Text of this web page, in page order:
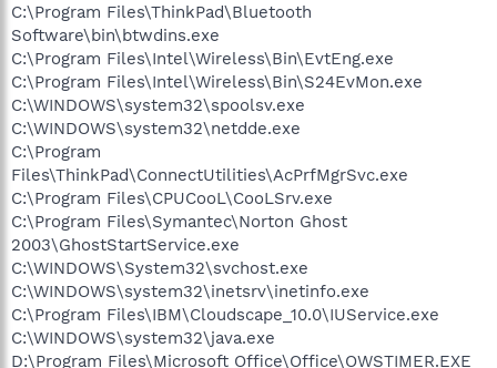
C:\Program Files\ThinkPad\Bluetooth
Software\bin\btwdins.exe
C:\Program Files\Intel\Wireless\Bin\EvtEng.exe
C:\Program Files\Intel\Wireless\Bin\S24EvMon.exe
C:\WINDOWS\system32\spoolsv.exe
C:\WINDOWS\system32\netdde.exe
C:\Program
Files\ThinkPad\ConnectUtilities\AcPrfMgrSvc.exe
C:\Program Files\CPUCooL\CooLSrv.exe
C:\Program Files\Symantec\Norton Ghost
2003\GhostStartService.exe
C:\WINDOWS\System32\svchost.exe
C:\WINDOWS\system32\inetsrv\inetinfo.exe
C:\Program Files\IBM\Cloudscape_10.0\IUService.exe
C:\WINDOWS\system32\java.exe
D:\Program Files\Microsoft Office\Office\OWSTIMER.EXE